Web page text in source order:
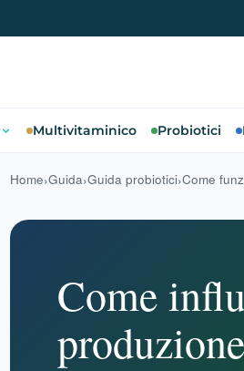
Multivitaminico Probiotici
Come
Home Guida Guida probiotici Come